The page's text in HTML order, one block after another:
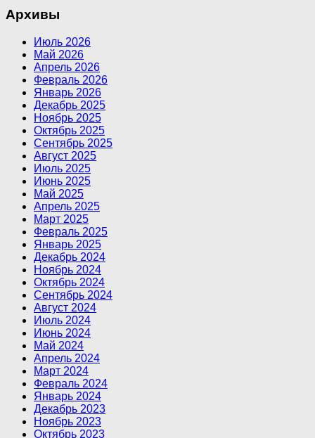
Архивы
Июль 2026
Май 2026
Апрель 2026
Февраль 2026
Январь 2026
Декабрь 2025
Ноябрь 2025
Октябрь 2025
Сентябрь 2025
Август 2025
Июль 2025
Июнь 2025
Май 2025
Апрель 2025
Март 2025
Февраль 2025
Январь 2025
Декабрь 2024
Ноябрь 2024
Октябрь 2024
Сентябрь 2024
Август 2024
Июль 2024
Июнь 2024
Май 2024
Апрель 2024
Март 2024
Февраль 2024
Январь 2024
Декабрь 2023
Ноябрь 2023
Октябрь 2023